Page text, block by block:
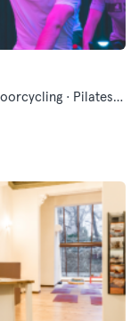
Crosstraining · Entspannung · Fitness · Indoorcycling · Pilates · Tanzen